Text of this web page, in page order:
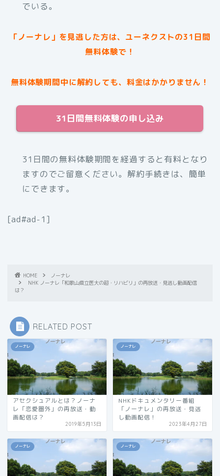
でいる。
「ノーナレ」を見逃した方は、ユーネクストの31日間
無料体験で！
無料体験期間中に解約しても、料金はかかりません！
31日間無料体験の申し込み
31日間の無料体験期間を経過すると有料となり
ますのでご留意ください。解約手続きは、簡単
にできます。
[ad#ad-1]
HOME
ノーナレ
NHK ノーナレ「和歌山県立医大の超・リハビリ」の再放送・見逃し動画配信
は？
RELATED POST
ノーナレ
アセクシュアルとは？ノーナ
レ「恋愛圏外」の再放送・動
画配信は？
2019年5月13日
ノーナレ
NHKドキュメンタリー番組
「ノーナレ」の再放送・見逃
し動画配信！
2023年4月27日
ノーナレ ノーナレ